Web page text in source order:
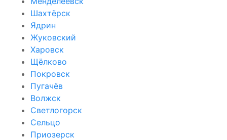
Шахтёрск
Ядрин
Жуковский
Харовск
Щёлково
Покровск
Пугачёв
Волжск
Светлогорск
Сельцо
Приозерск